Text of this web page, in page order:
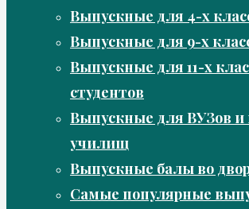
Выпускные для 4-х
Выпускные для 9-х
Выпускные для 11-х
студентов
Выпускные для ВУЗов и
училищ
Выпускные балы во
Самые популярные